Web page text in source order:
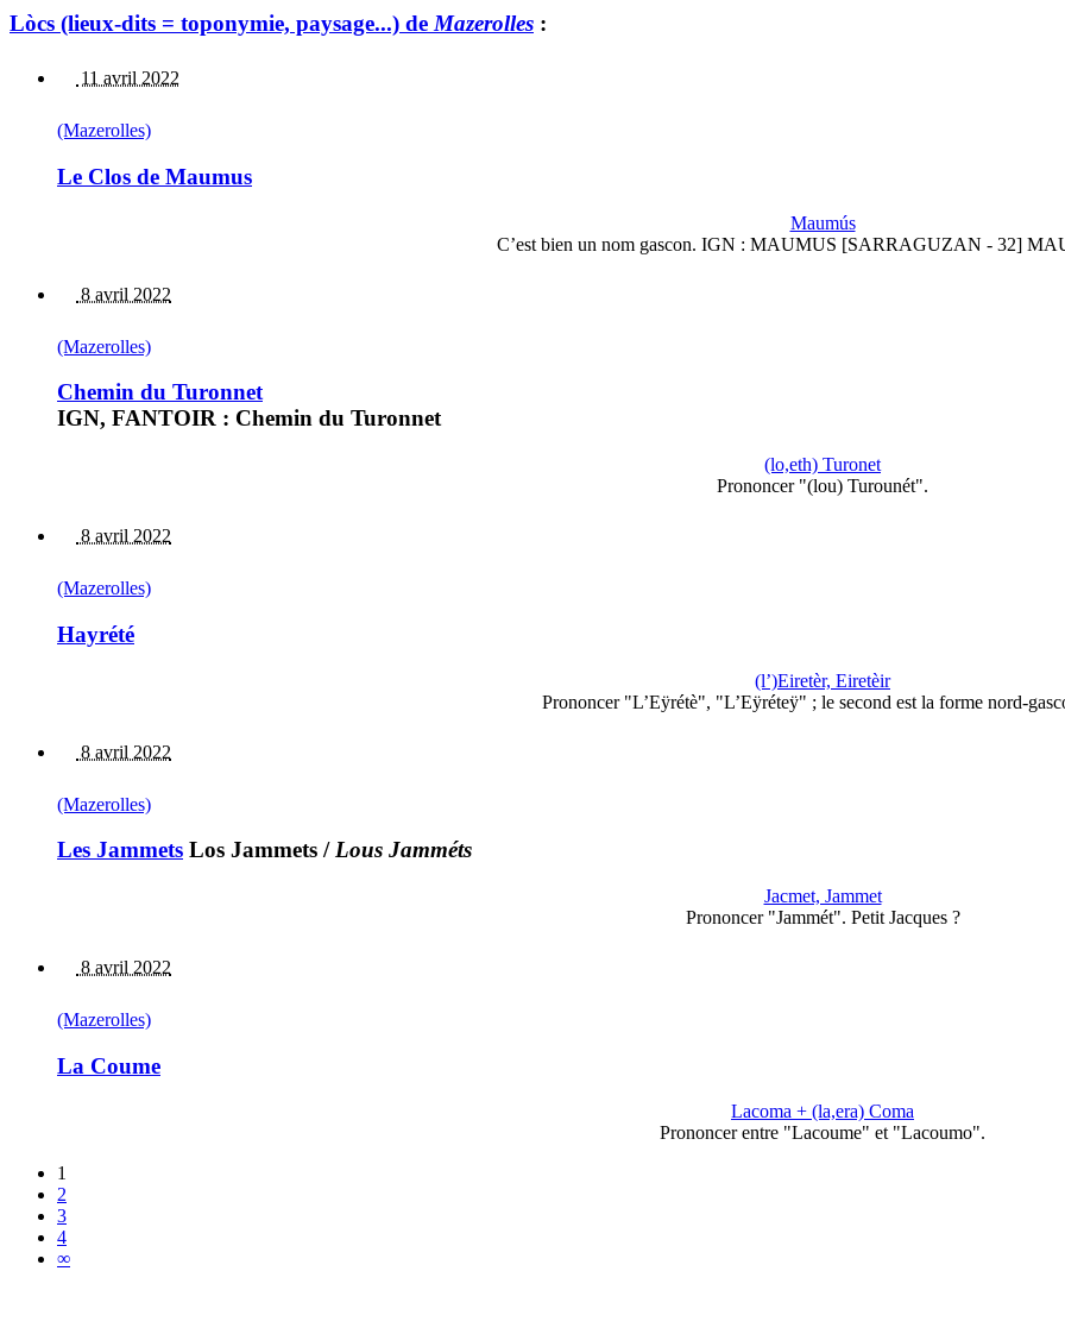
Lòcs (lieux-dits = toponymie, paysage...) de Mazerolles :
11 avril 2022
(Mazerolles)
Le Clos de Maumus
Maumús
C’est bien un nom gascon. IGN : MAUMUS [SARRAGUZAN - 32]
8 avril 2022
(Mazerolles)
Chemin du Turonnet
IGN, FANTOIR : Chemin du Turonnet
(lo,eth) Turonet
Prononcer "(lou) Turounét".
8 avril 2022
(Mazerolles)
Hayrété
(l’)Eiretèr, Eiretèir
Prononcer "L’Eÿrétè", "L’Eÿréteÿ" ; le second est la forme nord-
8 avril 2022
(Mazerolles)
Les Jammets Los Jammets /Lous Jamméts
Jacmet, Jammet
Prononcer "Jammét". Petit Jacques ?
8 avril 2022
(Mazerolles)
La Coume
Lacoma + (la,era) Coma
Prononcer entre "Lacoume" et "Lacoumo".
1
2
3
4
∞